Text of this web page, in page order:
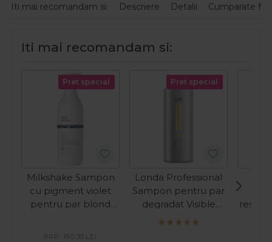
Iti mai recomandam si: Descriere Detalii Cumparate
Iti mai recomandam si:
Pret special
Milkshake Sampon
cu pigment violet
pentru par blond
PRP: 190,35 LEI
Pret special
Londa Professional
Sampon pentru par
degradat Visible
Repair 1000ml